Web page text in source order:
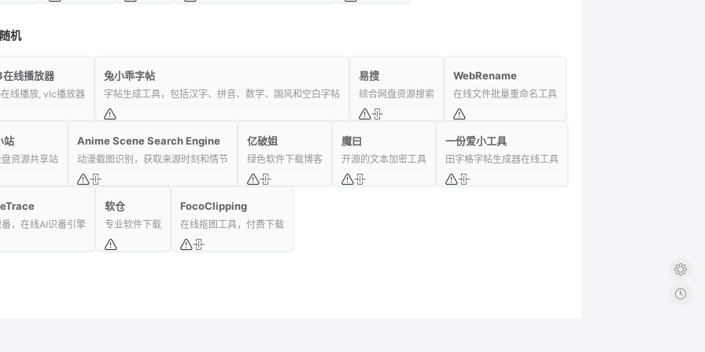
机
线播放器
线播放, vlc播放器
兔小乖字帖
字帖生成工具，包括汉字、拼音、数学、国风和空白字帖
易搜
综合网盘资源搜索
WebRename
在线文件批量重命名工具
站
资源共享站
Anime Scene Search Engine
动漫截图识别，获取来源时刻和情节
亿破姐
绿色软件下载博客
魔曰
开源的文本加密工具
一份爱小工具
田字格字帖生成器在线工具
，在线AI识番引擎
软仓
专业软件下载
FocoClipping
在线抠图工具，付费下载